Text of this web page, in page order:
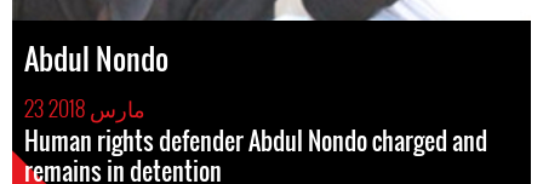
Abdul Nondo
23 مارس 2018
Human rights defender Abdul Nondo charged and
remains in detention